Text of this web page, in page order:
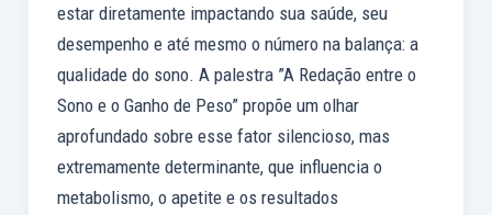
estar diretamente impactando sua saúde, seu
desempenho e até mesmo o número na balança: a
qualidade do sono. A palestra ”A Redação entre o
Sono e o Ganho de Peso” propõe um olhar
aprofundado sobre esse fator silencioso, mas
extremamente determinante, que influencia o
metabolismo, o apetite e os resultados